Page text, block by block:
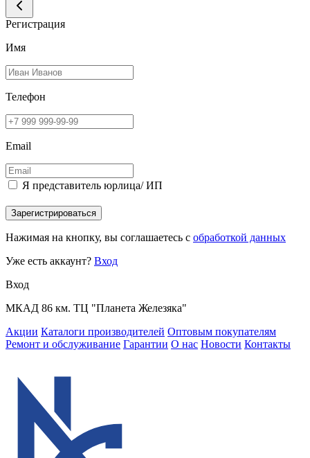
Регистрация
Имя
Телефон
Email
Я представитель юрлица/ ИП
Зарегистрироваться
Нажимая на кнопку, вы соглашаетесь с обработкой данных
Уже есть аккаунт? Вход
Вход
МКАД 86 км. ТЦ "Планета Железяка"
Акции Каталоги производителей Оптовым покупателям
Ремонт и обслуживание Гарантии О нас Новости Контакты